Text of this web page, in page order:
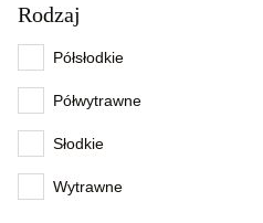
Rodzaj
Półsłodkie
Półwytrawne
Słodkie
Wytrawne